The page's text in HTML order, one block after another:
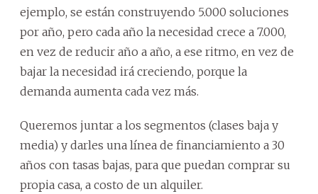
ejemplo, se están construyendo 5.000 soluciones
por año, pero cada año la necesidad crece a 7.000,
en vez de reducir año a año, a ese ritmo, en vez de
bajar la necesidad irá creciendo, porque la
demanda aumenta cada vez más.
Queremos juntar a los segmentos (clases baja y
media) y darles una línea de financiamiento a 30
años con tasas bajas, para que puedan comprar su
propia casa, a costo de un alquiler.